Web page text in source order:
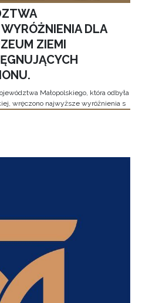
DLA
ZIEMI
Małopolskiego, która odbyła
wręczono najwyższe wyróżnienia s